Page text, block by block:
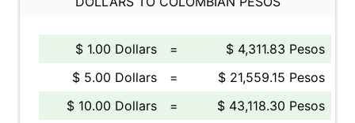
$ 1.00 Dollars =
$ 4,311.83 Pesos
$ 5.00 Dollars
=
$ 21,559.15 Pesos
$ 10.00 Dollars
=
$ 43,118.30 Pesos